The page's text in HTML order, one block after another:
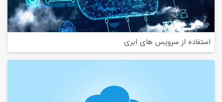
استفاده از سرویس های ابری